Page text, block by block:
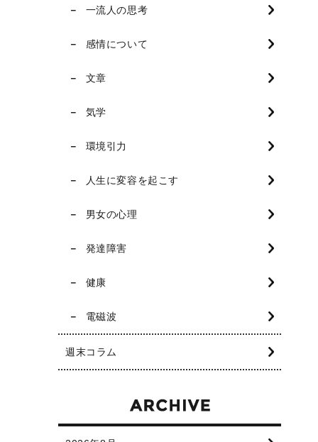
一流人の思考
感情について
文章
気学
環境引力
人生に変容を起こす
男女の心理
発達障害
健康
電磁波
週末コラム